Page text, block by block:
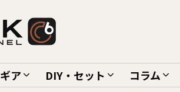
ギア DIY・セット コラム